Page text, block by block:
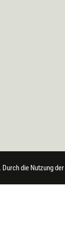
die Nutzung